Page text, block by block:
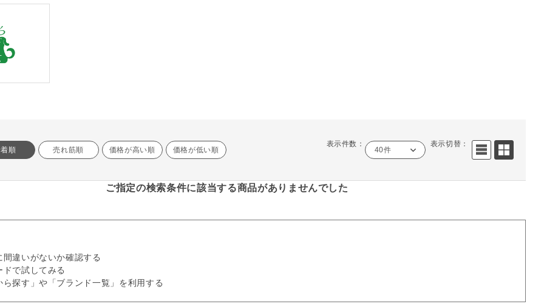
順 売れ筋順 価格が高い順 価格が低い順
表示件数：
40件
表示切替：
ご指定の検索条件に該当する商品がありませんでした
違いがないか確認する
で試してみる
ら探す」や「ブランド一覧」を利用する